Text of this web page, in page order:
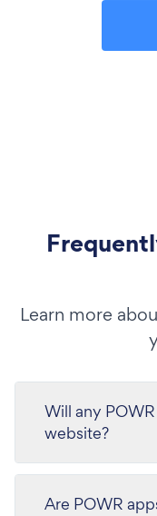
Learn more
Will any
website?
Are POWR